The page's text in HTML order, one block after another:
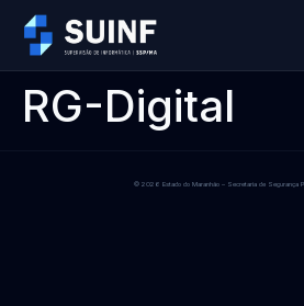
RG-Digital
© 2026 Estado do Maranhão – Secretaria de Segurança